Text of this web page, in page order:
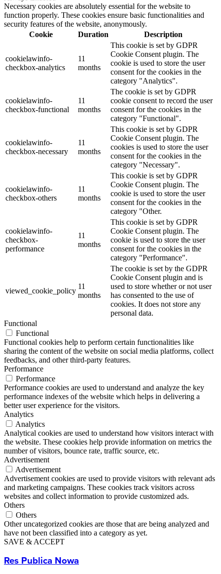
Necessary cookies are absolutely essential for the website to
function properly. These cookies ensure basic functionalities and
security features of the website, anonymously.
Cookie
Duration Description
cookielawinfo-
checkbox-analytics
11
months
This cookie is set by GDPR
Cookie Consent plugin. The
cookie is used to store the user
consent for the cookies in the
category "Analytics".
cookielawinfo-
checkbox-functional
11
months
The cookie is set by GDPR
cookie consent to record the user
consent for the cookies in the
category "Functional".
cookielawinfo-
checkbox-necessary
11
months
This cookie is set by GDPR
Cookie Consent plugin. The
cookies is used to store the user
consent for the cookies in the
category "Necessary".
cookielawinfo-
checkbox-others
11
months
This cookie is set by GDPR
Cookie Consent plugin. The
cookie is used to store the user
consent for the cookies in the
category "Other.
cookielawinfo-
checkbox-
performance
11
months
This cookie is set by GDPR
Cookie Consent plugin. The
cookie is used to store the user
consent for the cookies in the
category "Performance".
viewed_cookie_policy
11
months
The cookie is set by the GDPR
Cookie Consent plugin and is
used to store whether or not user
has consented to the use of
cookies. It does not store any
personal data.
Functional
Functional
Functional cookies help to perform certain functionalities like
sharing the content of the website on social media platforms, collect
feedbacks, and other third-party features.
Performance
Performance
Performance cookies are used to understand and analyze the key
performance indexes of the website which helps in delivering a
better user experience for the visitors.
Analytics
Analytics
Analytical cookies are used to understand how visitors interact with
the website. These cookies help provide information on metrics the
number of visitors, bounce rate, traffic source, etc.
Advertisement
Advertisement
Advertisement cookies are used to provide visitors with relevant ads
and marketing campaigns. These cookies track visitors across
websites and collect information to provide customized ads.
Others
Others
Other uncategorized cookies are those that are being analyzed and
have not been classified into a category as yet.
SAVE & ACCEPT
Res Publica Nowa